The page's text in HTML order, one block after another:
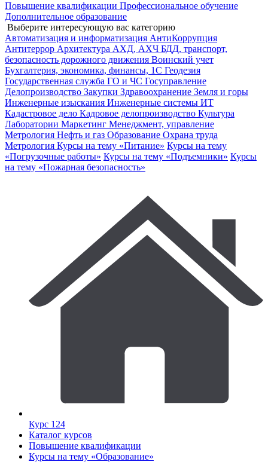
Повышение квалификации Профессиональное обучение
Дополнительное образование
Выберите интересующую вас категорию
Автоматизация и информатизация АнтиКоррупция
Антитеррор Архитектура АХД, АХЧ БДД, транспорт,
безопасность дорожного движения Воинский учет
Бухгалтерия, экономика, финансы, 1С Геодезия
Государственная служба ГО и ЧС Госуправление
Делопроизводство Закупки Здравоохранение Земля и горы
Инженерные изыскания Инженерные системы ИТ
Кадастровое дело Кадровое делопроизводство Культура
Лаборатории Маркетинг Менеджмент, управление
Метрология Нефть и газ Образование Охрана труда
Метрология Курсы на тему «Питание» Курсы на тему
«Погрузочные работы» Курсы на тему «Подъемники» Курсы
на тему «Пожарная безопасность»
Курс 124
Каталог курсов
Повышение квалификации
Курсы на тему «Образование»